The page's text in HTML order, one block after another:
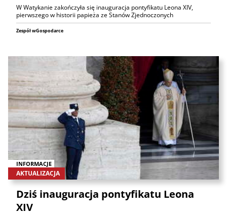
W Watykanie zakończyła się inauguracja pontyfikatu Leona XIV,
pierwszego w historii papieża ze Stanów Zjednoczonych
Zespół wGospodarce
INFORMACJE
AKTUALIZACJA
Dziś inauguracja pontyfikatu Leona
XIV